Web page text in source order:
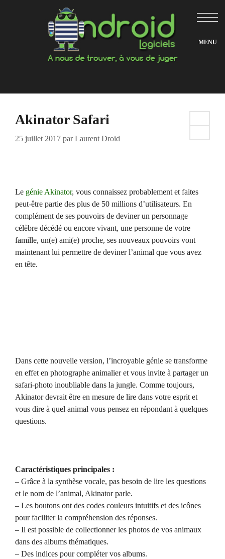
Akinator Safari
25 juillet 2017 parLaurent Droid
Le génie Akinator, vous connaissez probablement et faites
peut-être partie des plus de 50 millions d’utilisateurs. En
complément de ses pouvoirs de deviner un personnage
célèbre décédé ou encore vivant, une personne de votre
famille, un(e) ami(e) proche, ses nouveaux pouvoirs vont
maintenant lui permettre de deviner l’animal que vous avez
en tête.
Dans cette nouvelle version, l’incroyable génie se transforme
en effet en photographe animalier et vous invite à partager un
safari-photo inoubliable dans la jungle. Comme toujours,
Akinator devrait être en mesure de lire dans votre esprit et
vous dire à quel animal vous pensez en répondant à quelques
questions.
Caractéristiques principales :
– Grâce à la synthèse vocale, pas besoin de lire les questions
et le nom de l’animal, Akinator parle.
– Les boutons ont des codes couleurs intuitifs et des icônes
pour faciliter la compréhension des réponses.
– Il est possible de collectionner les photos de vos animaux
dans des albums thématiques.
– Des indices pour compléter vos albums.